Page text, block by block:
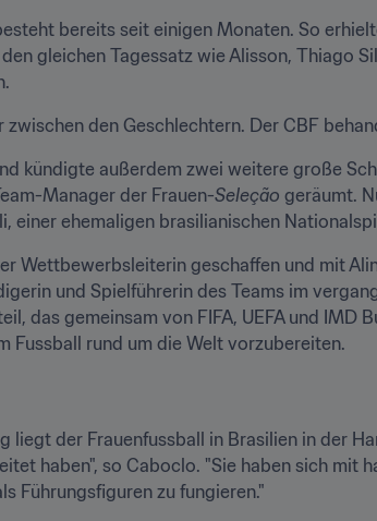
bereits seit einigen Monaten. So
gleichen Tagessatz wie Alisson, Thiago
den Geschlechtern. Der CBF
kündigte außerdem zwei weitere große
Manager der Frauen-Seleção geräumt.
einer ehemaligen brasilianischen
Wettbewerbsleiterin geschaffen und mit
und Spielführerin des Teams im
das gemeinsam von FIFA, UEFA und
Fussball rund um die Welt vorzubereiten.
liegt der Frauenfussball in Brasilien in der
haben", so Caboclo. "Sie haben sich mit
Führungsfiguren zu fungieren."